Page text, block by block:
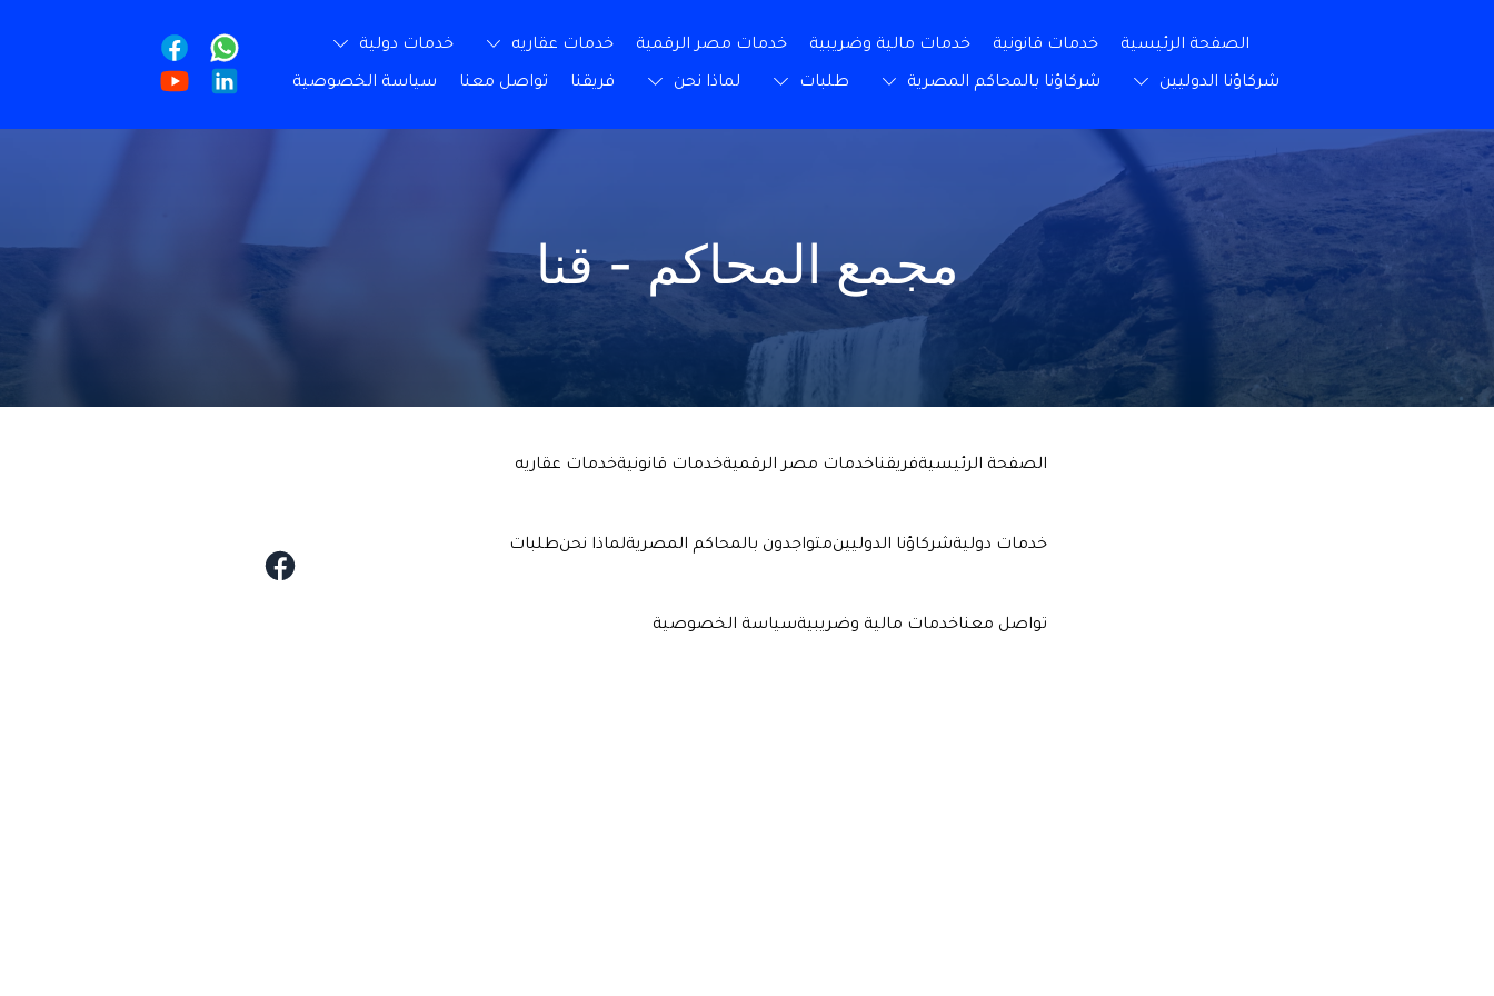
الصفحة الرئيسية خدمات قانونية خدمات مالية وضريبية خدمات مصر الرقمية خدمات عقاريه خدمات دولية
شركاؤنا الدوليين شركاؤنا بالمحاكم المصرية طلبات لماذا نحن فريقنا تواصل معنا سياسة الخصوصية
مجمع المحاكم - قنا
الصفحة الرئيسيةفريقناخدمات مصر الرقميةخدمات قانونيةخدمات عقاريه
خدمات دوليةشركاؤنا الدوليينمتواجدون بالمحاكم المصريةلماذا نحنطلبات
تواصل معناخدمات مالية وضريبيةسياسة الخصوصية